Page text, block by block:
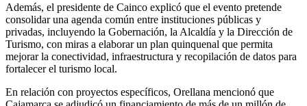
Además, el presidente de Cainco explicó que el evento pretende
consolidar una agenda común entre instituciones públicas y
privadas, incluyendo la Gobernación, la Alcaldía y la Dirección de
Turismo, con miras a elaborar un plan quinquenal que permita
mejorar la conectividad, infraestructura y recopilación de datos para
fortalecer el turismo local.
En relación con proyectos específicos, Orellana mencionó que